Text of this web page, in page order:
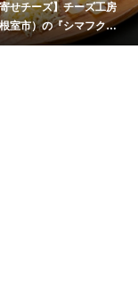
せチーズ】チーズ工房
室市）の『シマフクロ